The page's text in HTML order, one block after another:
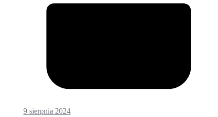
9 sierpnia 2024